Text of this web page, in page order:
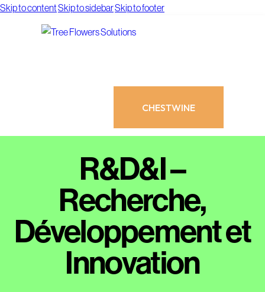
Skip to contentSkip to sidebarSkip to footer
CHESTWINE
CHESTWINE
R&D&I –
Recherche,
Développement et
Innovation